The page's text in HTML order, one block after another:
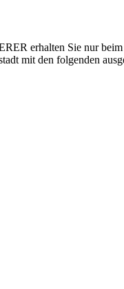
erhalten Sie nur
mit den folgenden